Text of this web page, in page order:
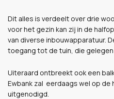
Dit alles is verdeelt over drie
voor het gezin kan zij in de
van diverse inbouwapparatuur.
toegang tot de tuin, die
Uiteraard ontbreekt ook een
Ewbank zal eerdaags wel op
uitgenodigd.